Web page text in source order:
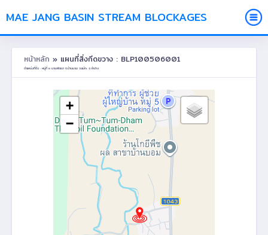
MAE JANG BASIN STREAM BLOCKAGES
หน้าหลัก » แผนที่สิ่งกีดขวาง : BLP100506001
ตำแหน่งที่ตั้ง : หมู่ที่ 6 บอมพัฒนา ต.บ้านบอม อ.แม่ทะ จ.ลำปาง
+
−